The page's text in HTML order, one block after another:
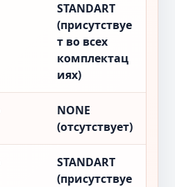
STANDART
(присутствуе
т во всех
комплектац
иях)
NONE
(отсутствует)
STANDART
(присутствуе